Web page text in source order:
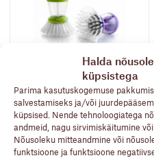
Halda
küpsistega
Parima kasutuskogemuse
salvestamiseks ja/või
küpsised. Nende tehnoloogiatega
andmeid, nagu sirvimiskäitumine
Nõusoleku mitteandmine või
funktsioone ja funktsioone
Nõudepesuhari
dosaatoriga
8,90€